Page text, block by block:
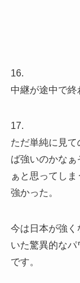
16.
中継が途中で終
17.
ただ単純に見
ば強いのかな
ぁと思ってし
強かった。
今は日本が強く
いた驚異的な
です。